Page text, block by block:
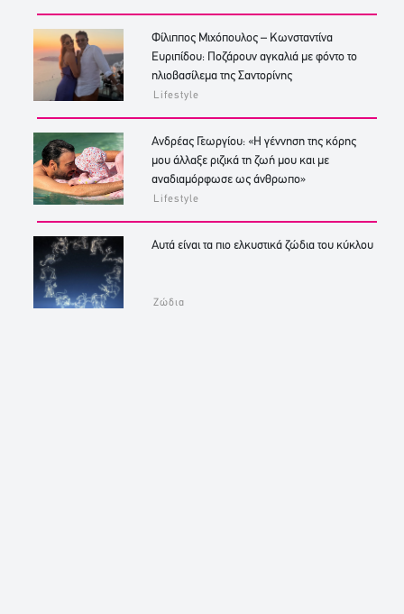
Φίλιππος Μιχόπουλος – Κωνσταντίνα
Ευριπίδου: Ποζάρουν αγκαλιά με φόντο το
ηλιοβασίλεμα της Σαντορίνης
Lifestyle
Ανδρέας Γεωργίου: «Η γέννηση της κόρης
μου άλλαξε ριζικά τη ζωή μου και με
αναδιαμόρφωσε ως άνθρωπο»
Lifestyle
Αυτά είναι τα πιο ελκυστικά ζώδια του κύκλου
Ζώδια